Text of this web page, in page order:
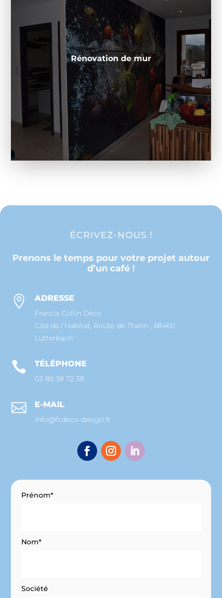
Tissu mural
Le tissu mural, appelé aussi toile tendu à
froid est une toile de maille en polyester
enduite de polyuréthane afin d’obtenir une
finition propre et durable. Il s’agit donc de
tissu tendu pour application murale.
Découvrir
Rénovation de mur
tissu mural est devenu la solution en
d’une solution durable, rapide à installer,
et qui nous évite tous les tracas d’un
chantier long, fastidieux et trop souvent
ÉCRIVEZ-NOUS !
Prenons le temps pour votre projet autour
d’un café !
 ADRESSE
Francis Collin Déco
Cité de l’Habitat, Route de Thann , 68460
Lutterbach
 TÉLÉPHONE
03 89 38 72 38
 E-MAIL
info@fcdeco-design.fr
Prénom*
Nom*
Société